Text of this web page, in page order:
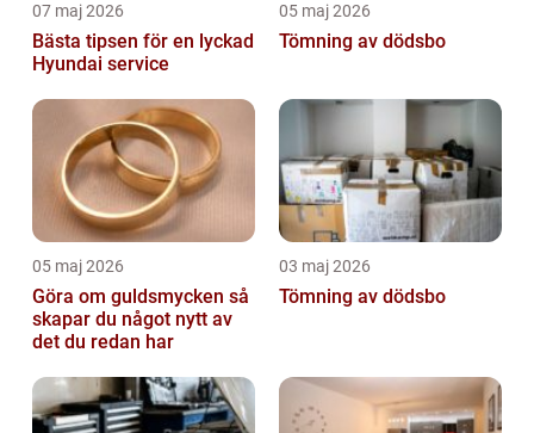
07 maj 2026
Bästa tipsen för en lyckad
Hyundai service
05 maj 2026
Tömning av dödsbo
05 maj 2026
Göra om guldsmycken så
skapar du något nytt av
det du redan har
03 maj 2026
Tömning av dödsbo